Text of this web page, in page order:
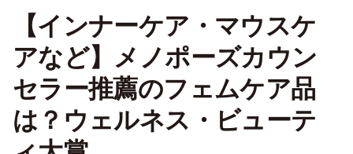
【インナーケア・マウスケ
アなど】メノポーズカウン
セラー推薦のフェムケア品
は？ウェルネス・ビューテ